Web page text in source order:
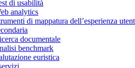
di usabilità
analytics
di mappatura dell’esperienza
documentale
benchmark
euristica